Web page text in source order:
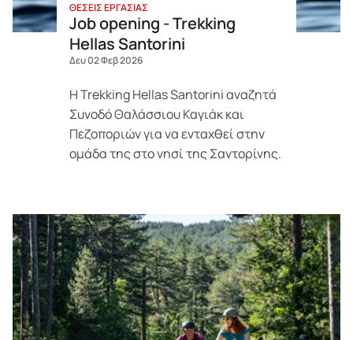
ΘΕΣΕΙΣ ΕΡΓΑΣΙΑΣ
Job opening - Trekking
Hellas Santorini
Δευ 02 Φεβ 2026
ΗTrekking Hellas Santoriniαναζητά
Συνοδό Θαλάσσιου Καγιάκ και
Πεζοποριώνγια να ενταχθεί στην
ομάδα της στο νησί της Σαντορίνης.